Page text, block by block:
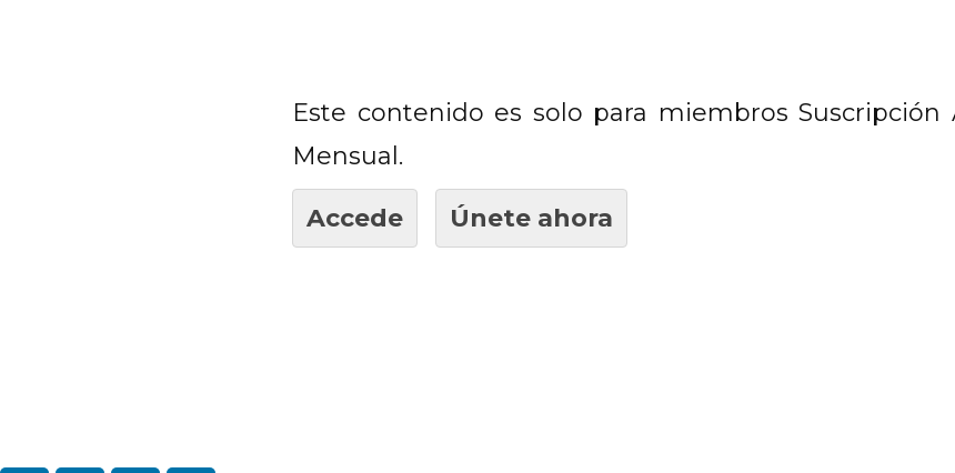
Este contenido es solo para miembros Suscripción
Mensual.
Accede Únete ahora